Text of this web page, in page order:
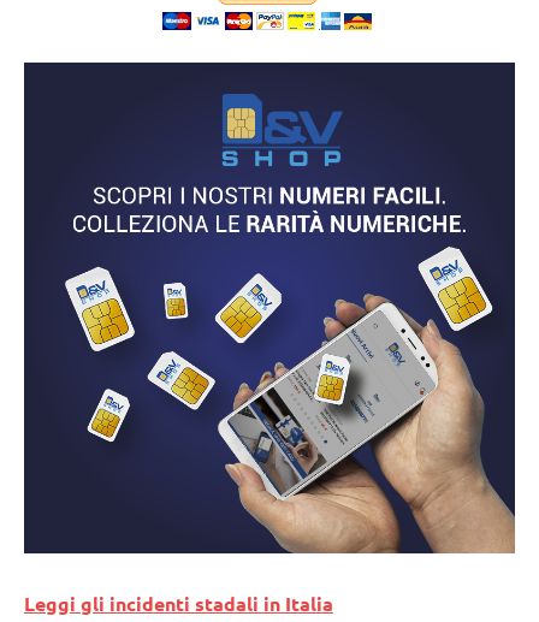
Leggi gli incidenti stadali in Italia